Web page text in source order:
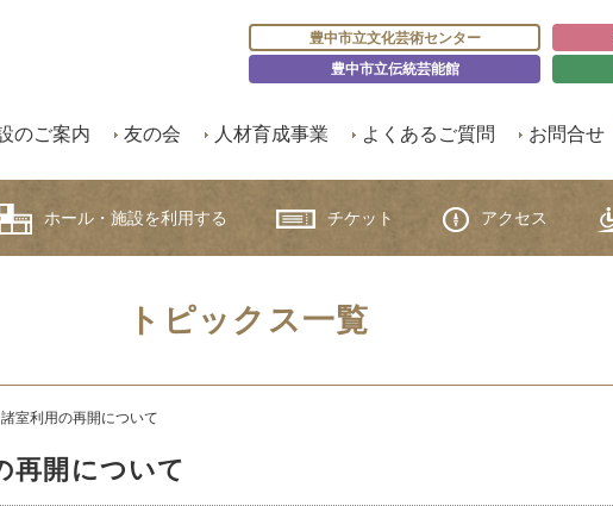
豊中市立文化芸術センター
豊中市立伝統芸能館
のご案内 友の会 人材育成事業 よくあるご質問 お問合せ
ホール・施設を利用する チケット アクセス
トピックス一覧
室利用の再開について
再開について